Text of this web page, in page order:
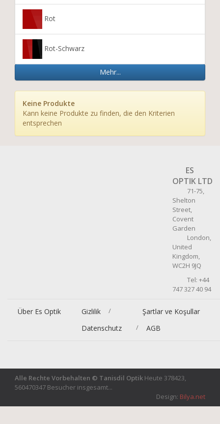
Rot
Rot-Schwarz
Mehr...
Keine Produkte
Kann keine Produkte zu finden, die den Kriterien
entsprechen
ES
OPTIK LTD
71-75,
Shelton
Street,
Covent
Garden
London,
United
Kingdom,
WC2H 9JQ
Tel: +44
747 327 40 94
Über Es Optik Gizlilik /
Datenschutz
Şartlar ve Koşullar
/ AGB
Alle Rechte Vorbehalten © Tanisdil Optik Heute 378423,
560470347 Besucher insgesamt...
Design: Bilya.net